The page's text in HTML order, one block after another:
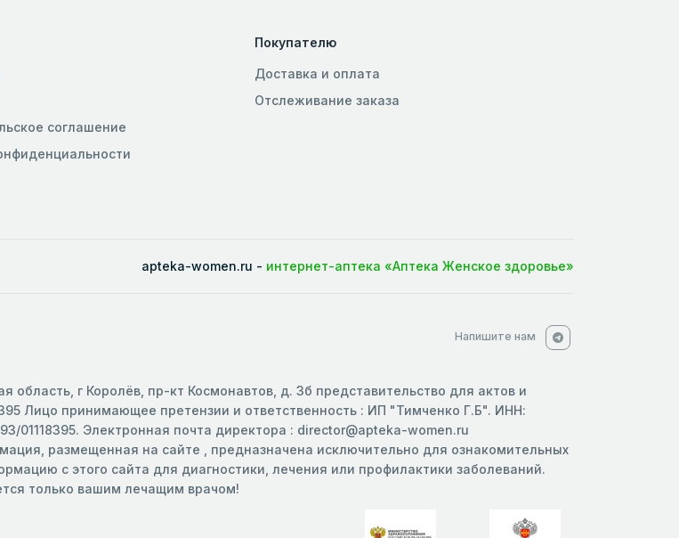
соглашение
Покупателю
Доставка и оплата
Отслеживание заказа
apteka-women.ru - интернет-аптека «Аптека Женское здоровье»
Напишите нам
г Королёв, пр-кт Космонавтов, д. 3б представительство для актов и
Лицо принимающее претензии и ответственность : ИП "Тимченко Г.Б". ИНН:
01118395. Электронная почта директора : director@apteka-women.ru
размещенная на сайте , предназначена исключительно для ознакомительных
с этого сайта для диагностики, лечения или профилактики заболеваний.
только вашим лечащим врачом!